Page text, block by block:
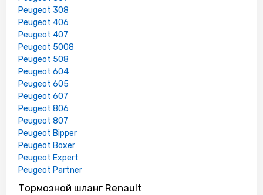
Peugeot 308
Peugeot 406
Peugeot 407
Peugeot 5008
Peugeot 508
Peugeot 604
Peugeot 605
Peugeot 607
Peugeot 806
Peugeot 807
Peugeot Bipper
Peugeot Boxer
Peugeot Expert
Peugeot Partner
Тормозной шланг Renault